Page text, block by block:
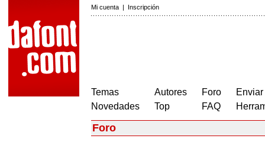
Mi cuenta | Inscripción
Temas
Novedades
Autores
Top
Foro
FAQ
Foro